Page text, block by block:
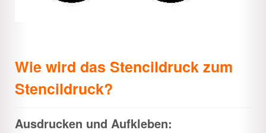
Wie wird das Stencildruck zum
Stencildruck?
Ausdrucken und Aufkleben: